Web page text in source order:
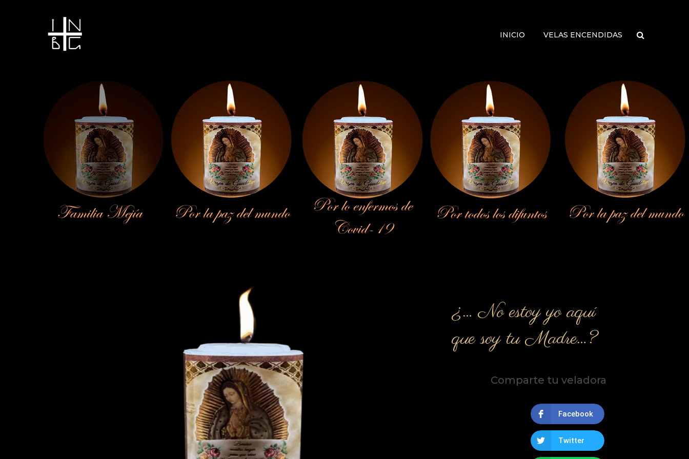
INICIO VELAS ENCENDIDAS
Vela encendida
¿… No estoy yo aquí
que soy tu Madre…?
Comparte tu veladora
Facebook
Twitter